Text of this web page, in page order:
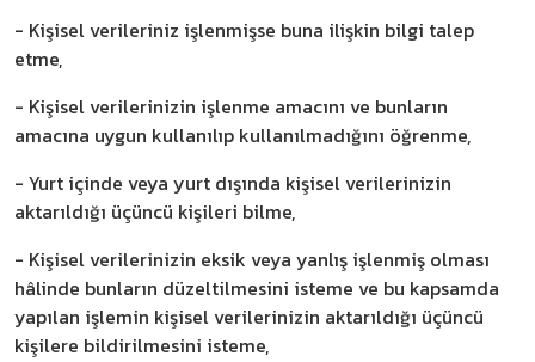
- Kişisel verileriniz işlenmişse buna ilişkin bilgi talep
etme,
- Kişisel verilerinizin işlenme amacını ve bunların
amacına uygun kullanılıp kullanılmadığını öğrenme,
- Yurt içinde veya yurt dışında kişisel verilerinizin
aktarıldığı üçüncü kişileri bilme,
- Kişisel verilerinizin eksik veya yanlış işlenmiş olması
hâlinde bunların düzeltilmesini isteme ve bu kapsamda
yapılan işlemin kişisel verilerinizin aktarıldığı üçüncü
kişilere bildirilmesini isteme,